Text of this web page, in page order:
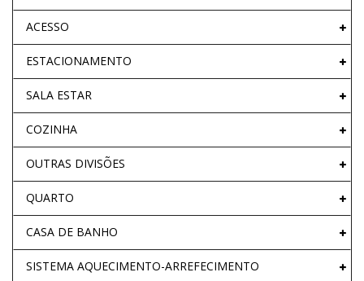
ACESSO
ESTACIONAMENTO
SALA ESTAR
COZINHA
OUTRAS DIVISÕES
QUARTO
CASA DE BANHO
SISTEMA AQUECIMENTO-ARREFECIMENTO